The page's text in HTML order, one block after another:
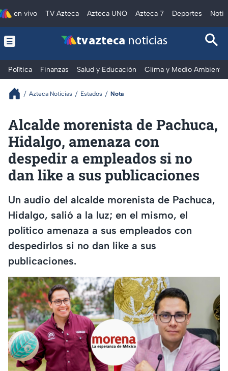
en vivo TV Azteca Azteca UNO Azteca 7 Deportes
tv azteca noticias
Política Finanzas Salud y Educación Clima y Medio Ambiente
Azteca Noticias Estados Nota
Alcalde morenista de Pachuca,
Hidalgo, amenaza con
despedir a empleados si no
dan like a sus publicaciones
Un audio del alcalde morenista de Pachuca,
Hidalgo, salió a la luz; en el mismo, el
político amenaza a sus empleados con
despedirlos si no dan like a sus
publicaciones.